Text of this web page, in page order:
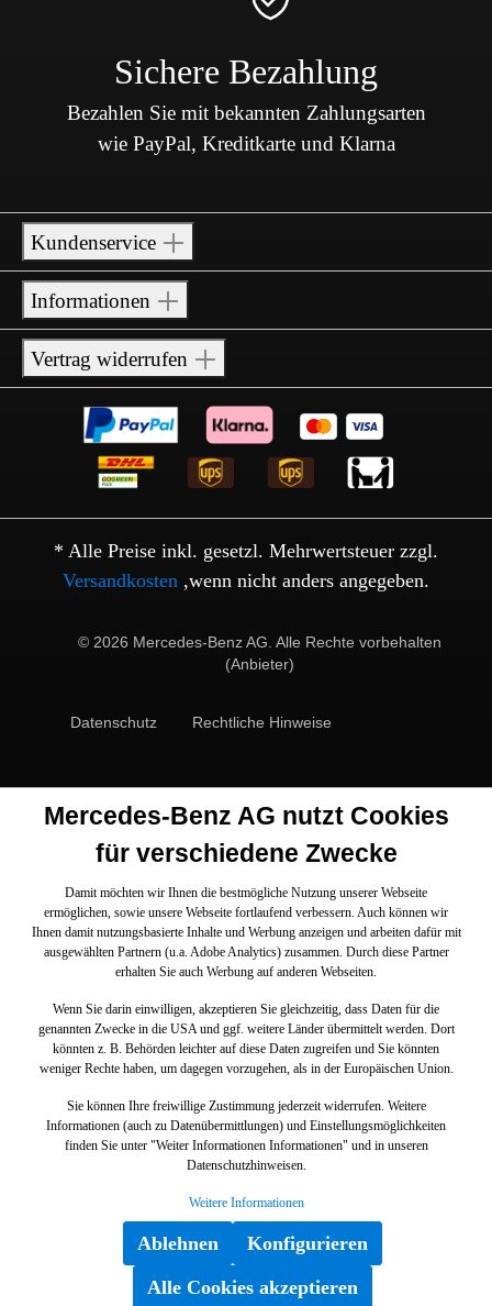
Sichere Bezahlung
Bezahlen Sie mit bekannten Zahlungsarten
wie PayPal, Kreditkarte und Klarna
Kundenservice
Informationen
Vertrag widerrufen
* Alle Preise inkl. gesetzl. Mehrwertsteuer zzgl.
Versandkosten ,wenn nicht anders angegeben.
© 2026 Mercedes-Benz AG. Alle Rechte vorbehalten
(Anbieter)
Datenschutz Rechtliche Hinweise
Mercedes-Benz AG nutzt Cookies
für verschiedene Zwecke
Damit möchten wir Ihnen die bestmögliche Nutzung unserer Webseite
ermöglichen, sowie unsere Webseite fortlaufend verbessern. Auch können wir
Ihnen damit nutzungsbasierte Inhalte und Werbung anzeigen und arbeiten dafür mit
ausgewählten Partnern (u.a. Adobe Analytics) zusammen. Durch diese Partner
erhalten Sie auch Werbung auf anderen Webseiten.
Wenn Sie darin einwilligen, akzeptieren Sie gleichzeitig, dass Daten für die
genannten Zwecke in die USA und ggf. weitere Länder übermittelt werden. Dort
könnten z. B. Behörden leichter auf diese Daten zugreifen und Sie könnten
weniger Rechte haben, um dagegen vorzugehen, als in der Europäischen Union.
Sie können Ihre freiwillige Zustimmung jederzeit widerrufen. Weitere
Informationen (auch zu Datenübermittlungen) und Einstellungsmöglichkeiten
finden Sie unter "Weiter Informationen Informationen" und in unseren
Datenschutzhinweisen.
Weitere Informationen
Ablehnen
Konfigurieren
Alle Cookies akzeptieren